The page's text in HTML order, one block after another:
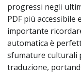
progressi negli
PDF più accessibile
importante
automatica è
sfumature culturali
traduzione,